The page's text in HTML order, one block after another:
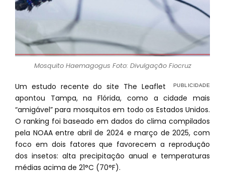
Mosquito Haemagogus Foto: Divulgação Fiocruz
Um estudo recente do site The Leaflet
apontou Tampa, na Flórida, como a cidade mais
“amigável” para mosquitos em todo os Estados Unidos.
O ranking foi baseado em dados do clima compilados
pela NOAA entre abril de 2024 e março de 2025, com
foco em dois fatores que favorecem a reprodução
dos insetos: alta precipitação anual e temperaturas
médias acima de 21°C (70°F).